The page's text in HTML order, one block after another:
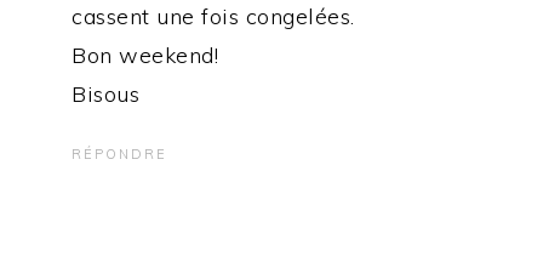
cassent une fois congelées.
Bon weekend!
Bisous
RÉPONDRE